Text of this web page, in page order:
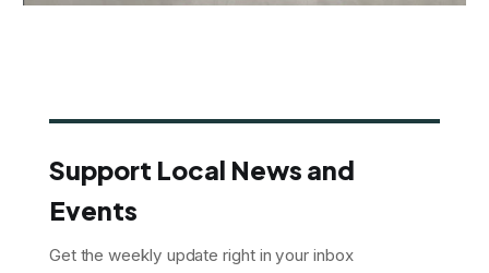
Support Local News and
Events
Get the weekly update right in your inbox